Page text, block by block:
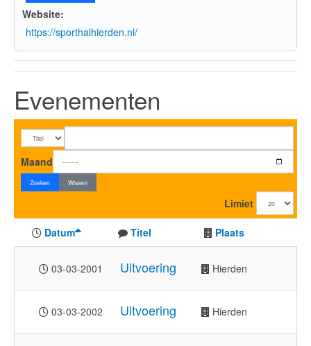
Website:
https://sporthalhierden.nl/
Evenementen
Maand
Zoeken Wissen
Limiet
Datum Titel Plaats
03-03-2001 Uitvoering Hierden
03-03-2002 Uitvoering Hierden